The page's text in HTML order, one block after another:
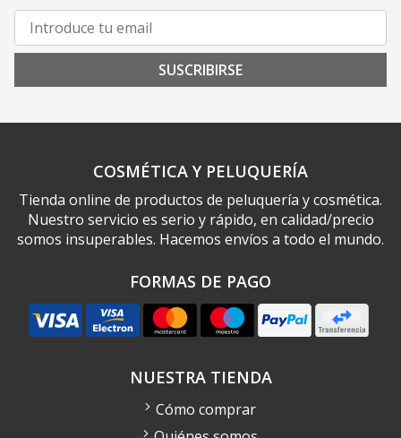
SUSCRIBIRSE
COSMÉTICA Y PELUQUERÍA
Tienda online de productos de peluquería y cosmética.
Nuestro servicio es serio y rápido, en calidad/precio
somos insuperables. Hacemos envíos a todo el mundo.
FORMAS DE PAGO
NUESTRA TIENDA
Cómo comprar